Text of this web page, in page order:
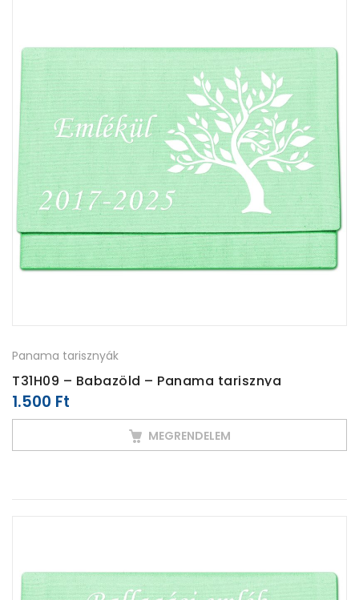
Panama tarisznyák
T31H09 – Babazöld – Panama tarisznya
1.500 Ft
MEGRENDELEM